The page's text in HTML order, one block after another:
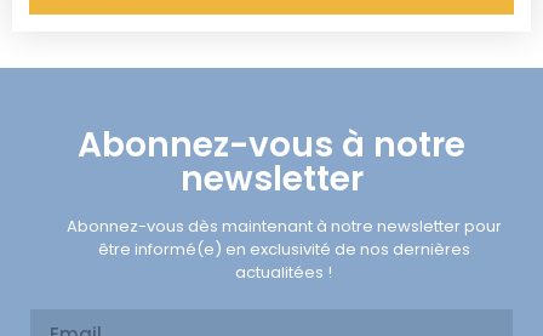
Abonnez-vous à notre
newsletter
Abonnez-vous dès maintenant à notre newsletter pour
être informé(e) en exclusivité de nos dernières
actualitées !